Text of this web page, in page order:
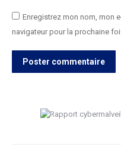
Enregistrez mon nom, mon
navigateur pour la prochaine
Poster commentaire